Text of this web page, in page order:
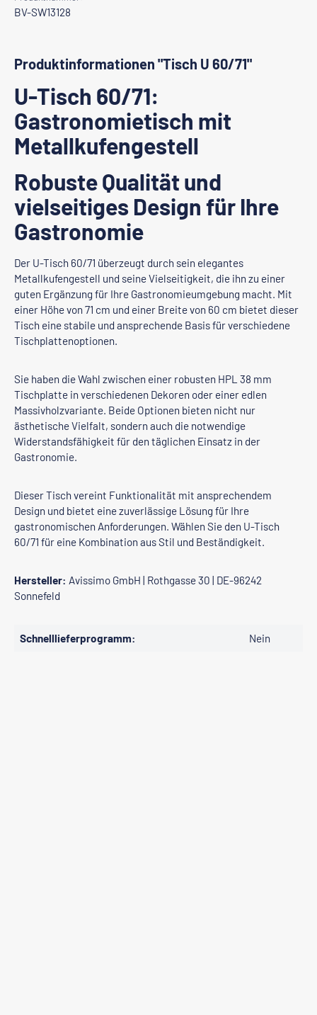
BV-SW13128
Produktinformationen "Tisch U 60/71"
U-Tisch 60/71:
Gastronomietisch mit
Metallkufengestell
Robuste Qualität und
vielseitiges Design für Ihre
Gastronomie
Der U-Tisch 60/71 überzeugt durch sein elegantes
Metallkufengestell und seine Vielseitigkeit, die ihn zu einer
guten Ergänzung für Ihre Gastronomieumgebung macht. Mit
einer Höhe von 71 cm und einer Breite von 60 cm bietet dieser
Tisch eine stabile und ansprechende Basis für verschiedene
Tischplattenoptionen.
Sie haben die Wahl zwischen einer robusten HPL 38 mm
Tischplatte in verschiedenen Dekoren oder einer edlen
Massivholzvariante. Beide Optionen bieten nicht nur
ästhetische Vielfalt, sondern auch die notwendige
Widerstandsfähigkeit für den täglichen Einsatz in der
Gastronomie.
Dieser Tisch vereint Funktionalität mit ansprechendem
Design und bietet eine zuverlässige Lösung für Ihre
gastronomischen Anforderungen. Wählen Sie den U-Tisch
60/71 für eine Kombination aus Stil und Beständigkeit.
Hersteller: Avissimo GmbH | Rothgasse 30 | DE-96242
Sonnefeld
Schnelllieferprogramm: Nein